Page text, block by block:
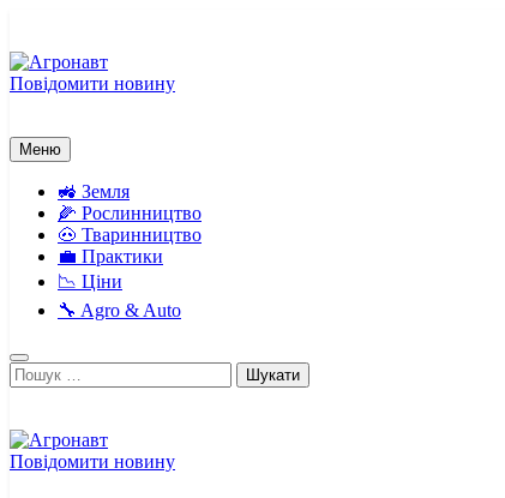
вмісту
Повідомити новину
Меню
🚜 Земля
🌽 Рослинництво
🐽 Тваринництво
💼 Практики
📉 Ціни
🔧 Agro & Auto
Пошук:
Повідомити новину